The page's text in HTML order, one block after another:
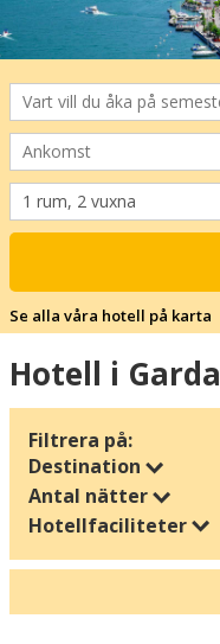
Se alla våra hotell på karta
Hotell i Garda
Filtrera på:
Destination
Antal nätter
Hotellfaciliteter